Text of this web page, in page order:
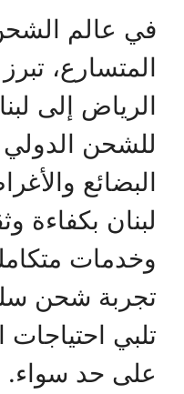
في عالم
المتسارع،
الرياض إلى
للشحن الدولي
البضائع
لبنان بكفاءة
وخدمات
تجربة شحن
تلبي احتياجات
على حد